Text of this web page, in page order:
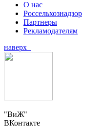
О нас
Россельхознадзор
Партнеры
Рекламодателям
наверх
"ВиЖ"
ВКонтакте